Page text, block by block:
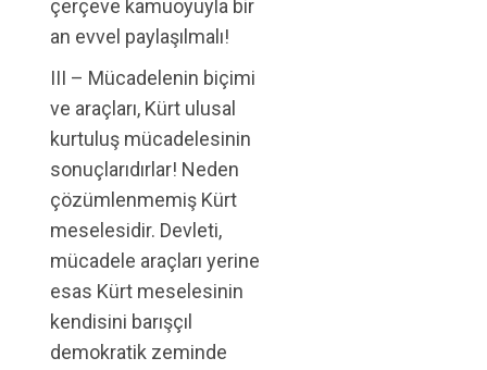
çerçeve kamuoyuyla bir
an evvel paylaşılmalı!
III – Mücadelenin biçimi
ve araçları, Kürt ulusal
kurtuluş mücadelesinin
sonuçlarıdırlar! Neden
çözümlenmemiş Kürt
meselesidir. Devleti,
mücadele araçları yerine
esas Kürt meselesinin
kendisini barışçıl
demokratik zeminde